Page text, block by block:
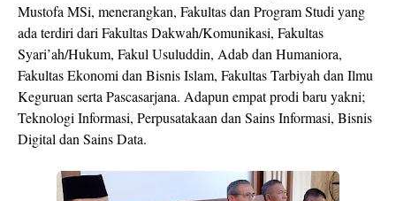
Mustofa MSi, menerangkan, Fakultas dan Program Studi yang
ada terdiri dari Fakultas Dakwah/Komunikasi, Fakultas
Syari’ah/Hukum, Fakul Usuluddin, Adab dan Humaniora,
Fakultas Ekonomi dan Bisnis Islam, Fakultas Tarbiyah dan Ilmu
Keguruan serta Pascasarjana. Adapun empat prodi baru yakni;
Teknologi Informasi, Perpusatakaan dan Sains Informasi, Bisnis
Digital dan Sains Data.